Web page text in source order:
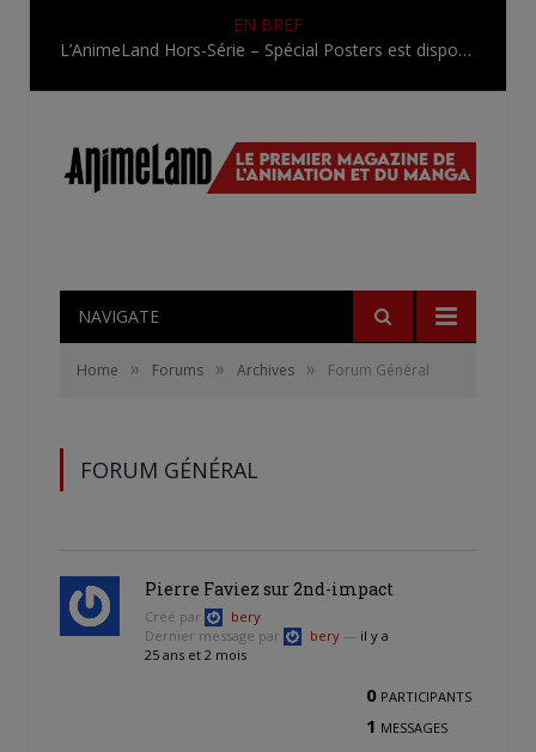
EN BREF
L’AnimeLand Hors-Série – Spécial Posters est disponible !
NAVIGATE
Home » Forums » Archives » Forum Général
FORUM GÉNÉRAL
Pierre Faviez sur 2nd-impact
Créé par
bery
Dernier message par
bery — il y a
25 ans et 2 mois
0 PARTICIPANTS
1 MESSAGES